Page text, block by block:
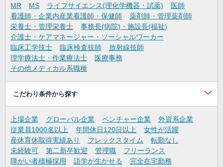
MR
MS ライフサイエンス(理化学機器・試薬)
医師
看護師・企業内産業看護師・保健師
薬剤師・管理薬剤師
栄養士・管理栄養士
事務長(病院)・施設長(福祉)
介護士・ケアマネージャー・ソーシャルワーカー
臨床工学技士
臨床検査技師
放射線技師
理学療法士・作業療法士
医療事務
その他メディカル系職種
こだわり条件から探す
上場企業 グローバル企業 ベンチャー企業
外資系企業
従業員1000名以上
年間休日120日以上
女性が活躍
産休育休取得実績あり
フレックスタイム
転勤なし
未経験可
第二新卒歓迎 管理職
フリーランス
障がい者積極採用
語学が生かせる
完全在宅勤務